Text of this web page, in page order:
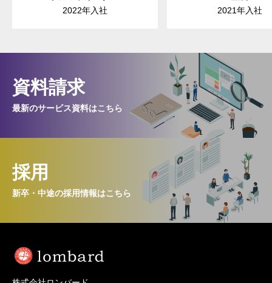
2022年入社
2021年入社
資料請求
最新のサービス資料はこちら
採用
新卒・中途の採用情報はこちら